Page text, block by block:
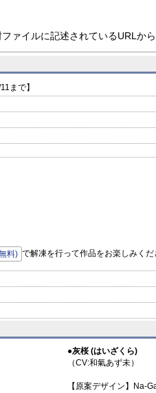
イルに記述されているURLか
まで】
料) で解凍を行って作品をお楽しみくだ
●灰桜 (はいざくら)
（CV:和氣あず未）
【原案デザイン】Na-